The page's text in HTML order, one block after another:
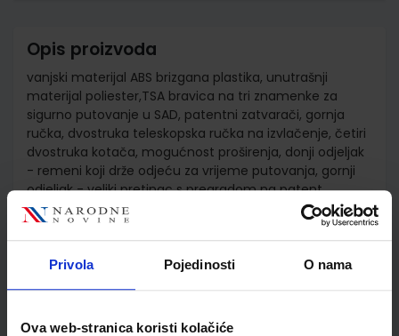
Privola Pojedinosti O nama
Ova web-stranica koristi kolačiće
Opis proizvoda
vanjski materijal ABS brizgana plastika, unutrašnji
materijal poliester,TSA bravica na tri znamenke za
sigurno putovanje u SAD, patentni zatvarači, gornja
ručka, dvostruka teleskopska ručka na izvlačenje, četiri
dvostruka kotača, mogućnost proširenja, donji odjeljak
- remeni koji drže odjeću za vrijeme putovanja, gornji
odjeljak - veliki pretinac s pregradom na patent ,
volumen 69/75L, dimenzije 46x67x27/30 cm
Detalji proizvoda
Šifra proizvoda
631189